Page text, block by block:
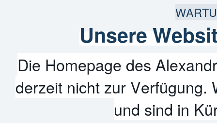
Unsere
Die Homepage des
derzeit nicht zur Verfügung.
und sind in